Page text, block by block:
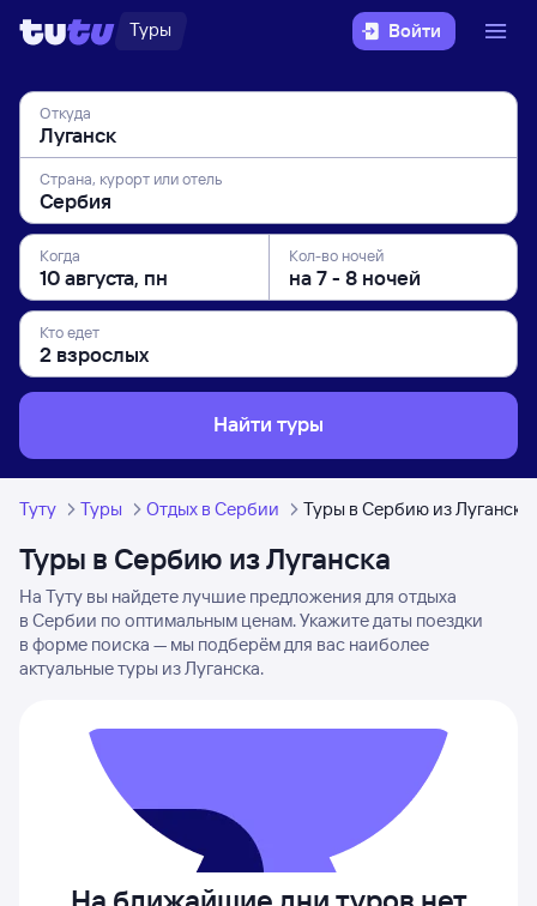
Туры Войти
Откуда
Страна, курорт или отель
Когда Кол-во ночей
Кто едет
Найти туры
Туту Туры Отдых в Сербии Туры в Сербию из Луганска
Туры в Сербию из Луганска
На Туту вы найдете лучшие предложения для отдыха
в Сербии по оптимальным ценам. Укажите даты поездки
в форме поиска — мы подберём для вас наиболее
актуальные туры из Луганска.